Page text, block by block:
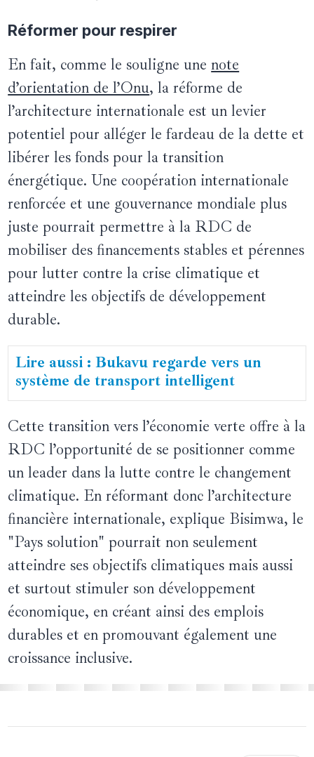
Réformer pour respirer
En fait, comme le souligne unenote
d’orientation de l’Onu, la réforme de
l’architecture internationale est un levier
potentiel pour alléger le fardeau de la dette et
libérer les fonds pour la transition
énergétique. Une coopération internationale
renforcée et une gouvernance mondiale plus
juste pourrait permettre à la RDC de
mobiliser des financements stables et pérennes
pour lutter contre la crise climatique et
atteindre les objectifs de développement
durable.
Lire aussi : Bukavu regarde vers un
système de transport intelligent
Cette transition vers l’économie verte offre à la
RDC l’opportunité de se positionner comme
un leader dans la lutte contre le changement
climatique. En réformant donc l’architecture
financière internationale, explique Bisimwa, le
"Pays solution" pourrait non seulement
atteindre ses objectifs climatiques mais aussi
et surtout stimuler son développement
économique, en créant ainsi des emplois
durables et en promouvant également une
croissance inclusive.